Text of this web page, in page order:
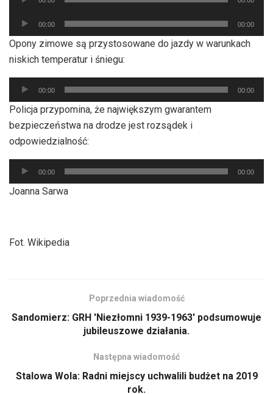
dźwiękowych
Odtwarzacz
plików
dźwiękowych
00:00 00:00
Opony zimowe są przystosowane do jazdy w warunkach
niskich temperatur i śniegu:
Odtwarzacz
plików
dźwiękowych
00:00 00:00
Policja przypomina, że największym gwarantem
bezpieczeństwa na drodze jest rozsądek i
odpowiedzialność:
Odtwarzacz
plików
dźwiękowych
00:00 00:00
Joanna Sarwa
Fot. Wikipedia
Poprzednia wiadomość
Sandomierz: GRH 'Niezłomni 1939-1963′ podsumowuje
jubileuszowe działania.
Następna wiadomość
Stalowa Wola: Radni miejscy uchwalili budżet na 2019
rok.